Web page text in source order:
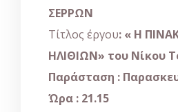
ΣΕΡΡΩΝ
Τίτλος έργου: « Η
ΗΛΙΘΙΩΝ» του Νίκου
Παράσταση :
Ώρα : 21.15